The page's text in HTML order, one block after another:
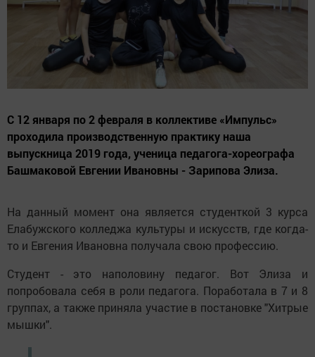
С 12 января по 2 февраля в коллективе «Импульс»
проходила производственную практику наша
выпускница 2019 года, ученица педагога-хореографа
Башмаковой Евгении Ивановны - Зарипова Элиза.
На данный момент она является студенткой 3 курса
Елабужского колледжа культуры и искусств, где когда-
то и Евгения Ивановна получала свою профессию.
Студент - это наполовину педагог. Вот Элиза и
попробовала себя в роли педагога. Поработала в 7 и 8
группах, а также приняла участие в постановке "Хитрые
мышки".